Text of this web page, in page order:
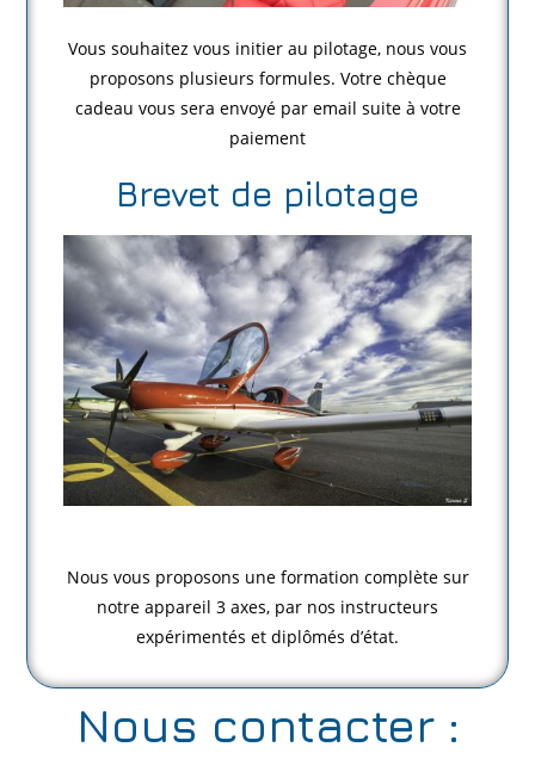
Vous souhaitez vous initier au pilotage, nous vous
proposons plusieurs formules. Votre chèque
cadeau vous sera envoyé par email suite à votre
paiement
Brevet de pilotage​
Nous vous proposons une formation complète sur
notre appareil 3 axes, par nos instructeurs
expérimentés et diplômés d’état.
Nous contacter :